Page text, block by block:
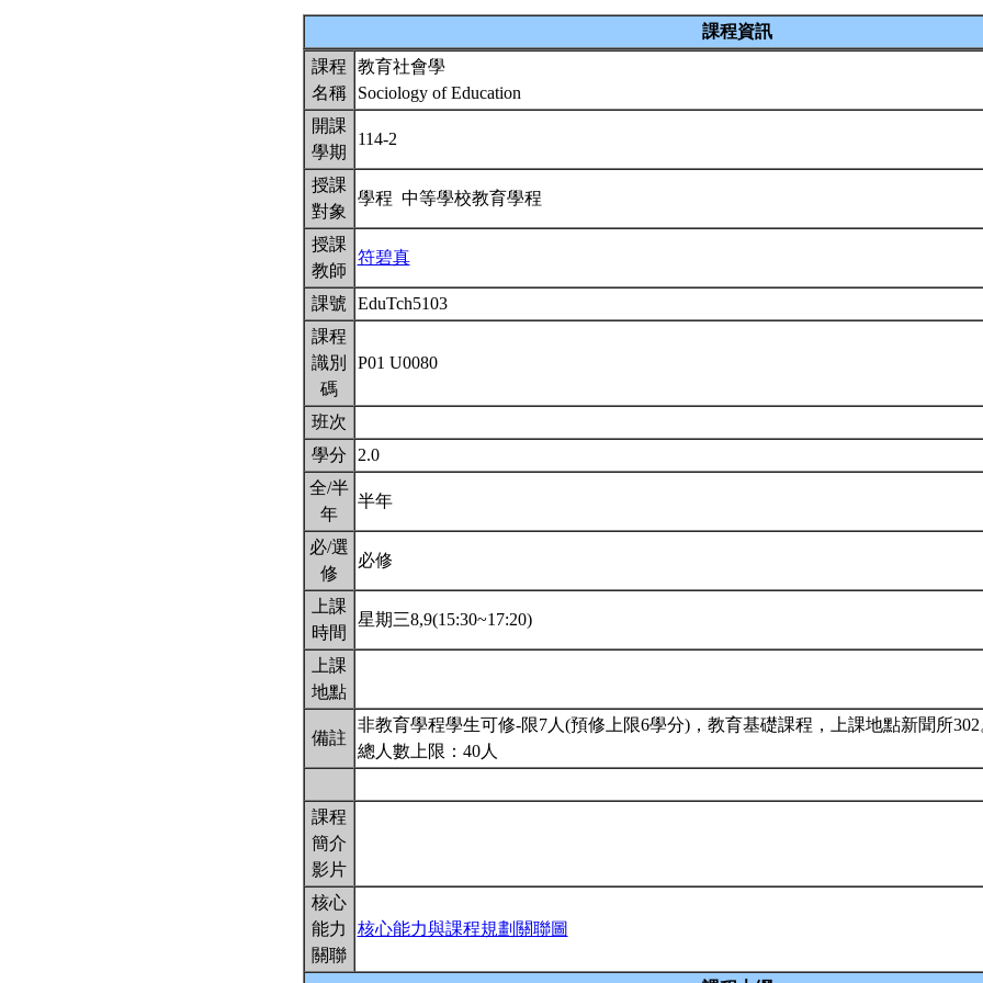
課程資訊
課程
名稱
教育社會學
Sociology of Education
開課
學期
114-2
授課
對象
學程 中等學校教育學程
授課
教師
符碧真
課號
EduTch5103
課程
識別
碼
P01 U0080
班次
學分
2.0
全/半
年
半年
必/選
修
必修
上課
時間
星期三8,9(15:30~17:20)
上課
地點
備註
非教育學程學生可修-限7人(預修上限6學分)，教育基礎課程，上課地點新聞所302
總人數上限：40人
課程
簡介
影片
核心
能力
關聯
核心能力與課程規劃關聯圖